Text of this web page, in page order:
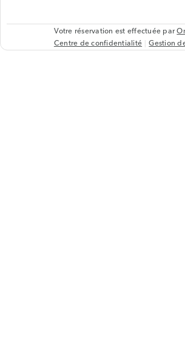
Votre réservation est effectuée par
Centre de confidentialité Gestion